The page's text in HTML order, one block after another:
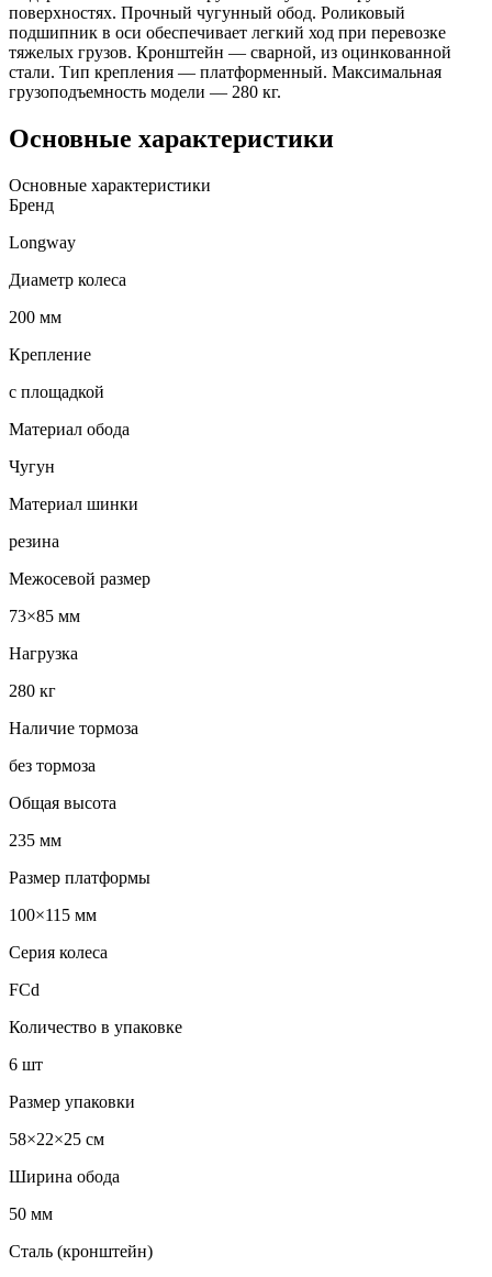
поверхностях. Прочный чугунный обод. Роликовый
подшипник в оси обеспечивает легкий ход при перевозке
тяжелых грузов. Кронштейн — сварной, из оцинкованной
стали. Тип крепления — платформенный. Максимальная
грузоподъемность модели — 280 кг.
Основные характеристики
Основные характеристики
Бренд
Longway
Диаметр колеса
200 мм
Крепление
с площадкой
Материал обода
Чугун
Материал шинки
резина
Межосевой размер
73×85 мм
Нагрузка
280 кг
Наличие тормоза
без тормоза
Общая высота
235 мм
Размер платформы
100×115 мм
Серия колеса
FCd
Количество в упаковке
6 шт
Размер упаковки
58×22×25 см
Ширина обода
50 мм
Сталь (кронштейн)